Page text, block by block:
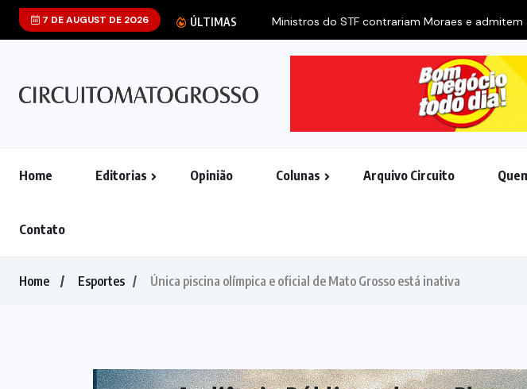
7 DE AUGUST DE 2026 ÚLTIMAS Ministros do STF contrariam Moraes e admitem
Home Editorias Opinião Colunas Arquivo Circuito
Contato
Home Esportes Única piscina olímpica e oficial de Mato Grosso está inativa